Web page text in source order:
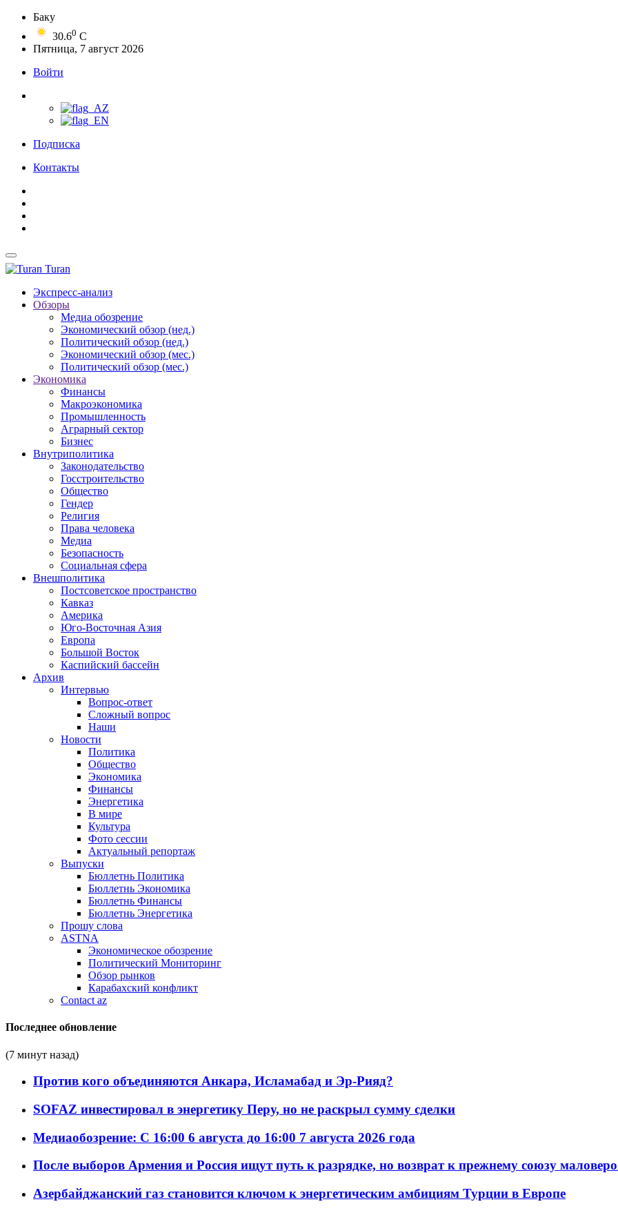
Баку
30.60 C
Пятница, 7 август 2026
Войти
Подписка
Контакты
Turan
Экспресс-анализ
Обзоры
Медиа обозрение
Экономический обзор (нед.)
Политический обзор (нед.)
Экономический обзор (мес.)
Политический обзор (мес.)
Экономика
Финансы
Макроэкономика
Промышленность
Аграрный сектор
Бизнес
Внутриполитика
Законодательство
Госстроительство
Общество
Гендер
Религия
Права человека
Медиа
Безопасность
Социальная сфера
Внешполитика
Постсоветское пространство
Кавказ
Америка
Юго-Восточная Азия
Европа
Большой Восток
Каспийский бассейн
Архив
Интервью
Вопрос-ответ
Сложный вопрос
Наши
Новости
Политика
Общество
Экономика
Финансы
Энергетика
В мире
Культура
Фото сессии
Актуальный репортаж
Выпуски
Бюллетнь Политика
Бюллетнь Экономика
Бюллетнь Финансы
Бюллетнь Энергетика
Прошу слова
ASTNA
Экономическое обозрение
Политический Мониторинг
Обзор рынков
Карабахский конфликт
Contact az
Последнее обновление
(7 минут назад)
Против кого объединяются Анкара, Исламабад и Эр-Рияд?
SOFAZ инвестировал в энергетику Перу, но не раскрыл сумму сделки
Медиаобозрение: С 16:00 6 августа до 16:00 7 августа 2026 года
После выборов Армения и Россия ищут путь к разрядке, но возврат к прежнему союзу
Азербайджанский газ становится ключом к энергетическим амбициям Турции в Европе